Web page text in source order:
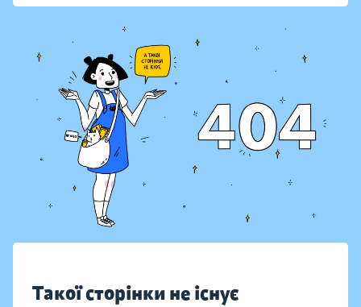
Такої сторінки не існує